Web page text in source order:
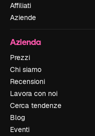
Affiliati
Aziende
Azienda
Prezzi
Chi siamo
Recensioni
Lavora con noi
Cerca tendenze
Blog
Eventi